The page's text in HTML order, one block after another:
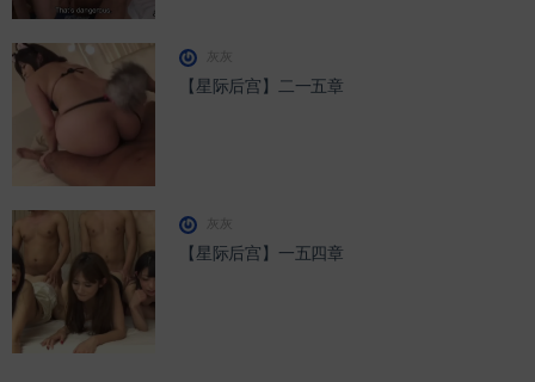
灰灰
【星际后宫】二一五章
灰灰
【星际后宫】一五四章